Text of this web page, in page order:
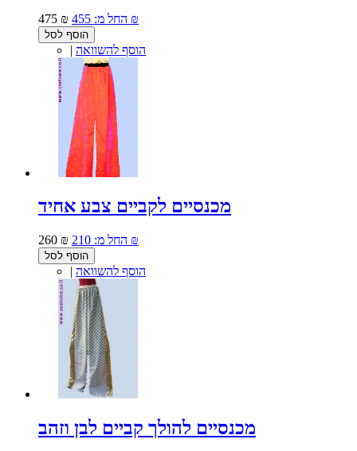
475 ₪ החל מ: 455 ₪
הוסף לסל
| הוסף להשוואה
מכנסיים לקביים צבע אחיד
260 ₪ החל מ: 210 ₪
הוסף לסל
| הוסף להשוואה
מכנסיים להולך קביים לבן וזהב